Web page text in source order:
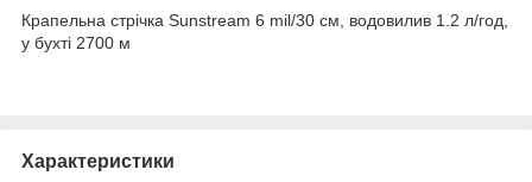
Крапельна стрічка Sunstream 6 mil/30 см, водовилив 1.2 л/год,
у бухті 2700 м
Характеристики